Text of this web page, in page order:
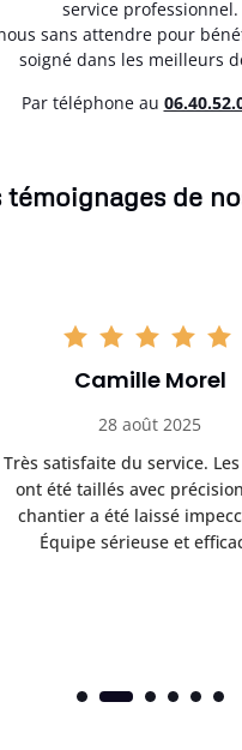
service professionnel.
sans attendre pour
soigné dans les meilleurs
Par téléphone au
témoignages de
Camille Morel
28 août 2025
Très satisfaite du service.
ont été taillés avec
chantier a été laissé
Équipe sérieuse et